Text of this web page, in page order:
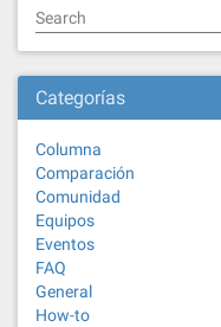
Search
Categorías
Columna
Comparación
Comunidad
Equipos
Eventos
FAQ
General
How-to